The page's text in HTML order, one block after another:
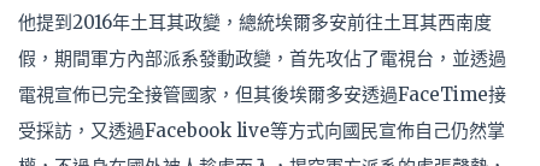
他提到2016年土耳其政變，總統埃爾多安前往土耳其西南度
假，期間軍方內部派系發動政變，首先攻佔了電視台，並透過
電視宣佈已完全接管國家，但其後埃爾多安透過FaceTime接
受採訪，又透過Facebook live等方式向國民宣佈自己仍然掌